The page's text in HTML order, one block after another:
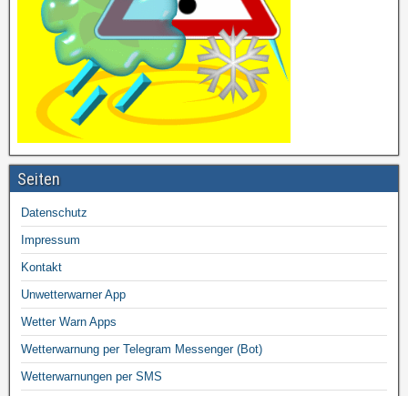
Seiten
Datenschutz
Impressum
Kontakt
Unwetterwarner App
Wetter Warn Apps
Wetterwarnung per Telegram Messenger (Bot)
Wetterwarnungen per SMS